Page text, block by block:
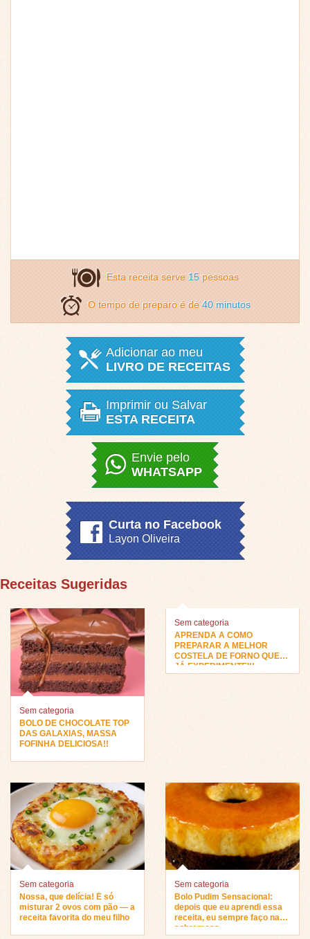
Esta receita serve 15 pessoas
O tempo de preparo é de40 minutos
Adicionar ao meu
LIVRO DE RECEITAS
Imprimir ou Salvar
ESTA RECEITA
Envie pelo
WHATSAPP
Curta no Facebook
Layon Oliveira
Receitas Sugeridas
Sem categoria
BOLO DE CHOCOLATE TOP
DAS GALAXIAS, MASSA
FOFINHA DELICIOSA!!
Sem categoria
APRENDA A COMO
PREPARAR A MELHOR
COSTELA DE FORNO QUE
JÁ EXPERIMENTEI!!
Sem categoria
Nossa, que delícia! É só
misturar 2 ovos com pão — a
receita favorita do meu filho
Sem categoria
Bolo Pudim Sensacional:
depois que eu aprendi essa
receita, eu sempre faço na
sobremesa…